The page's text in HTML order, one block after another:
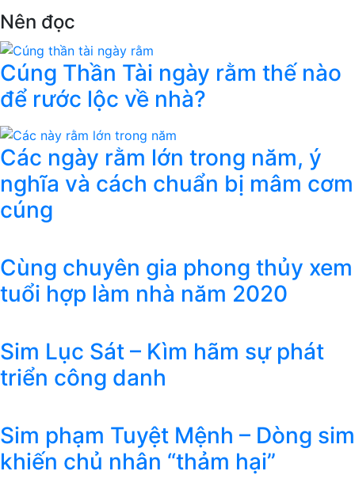
Nên đọc
Cúng Thần Tài ngày rằm thế nào
để rước lộc về nhà?
Các ngày rằm lớn trong năm, ý
nghĩa và cách chuẩn bị mâm cơm
cúng
Cùng chuyên gia phong thủy xem
tuổi hợp làm nhà năm 2020
Sim Lục Sát – Kìm hãm sự phát
triển công danh
Sim phạm Tuyệt Mệnh – Dòng sim
khiến chủ nhân “thảm hại”